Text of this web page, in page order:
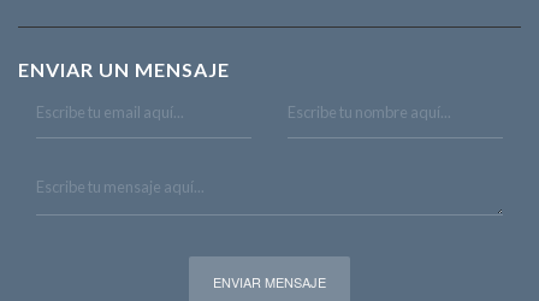
ENVIAR UN MENSAJE